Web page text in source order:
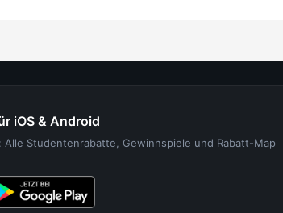
iOS & Android
Alle Studentenrabatte, Gewinnspiele und Rabatt-Map